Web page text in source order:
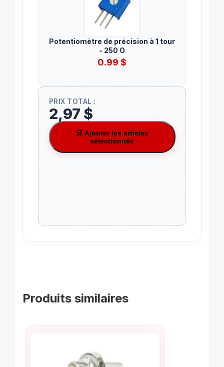
Potentiomètre de précision à 1 tour
- 250 O
0.99 $
PRIX TOTAL :
2,97 $
🛒 Ajouter les articles
sélectionnés
Produits similaires